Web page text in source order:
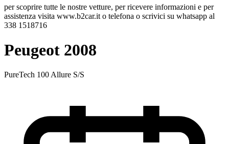
per scoprire tutte le nostre vetture, per ricevere informazioni e per
assistenza visita www.b2car.it o telefona o scrivici su whatsapp al
338 1518716
Peugeot 2008
PureTech 100 Allure S/S